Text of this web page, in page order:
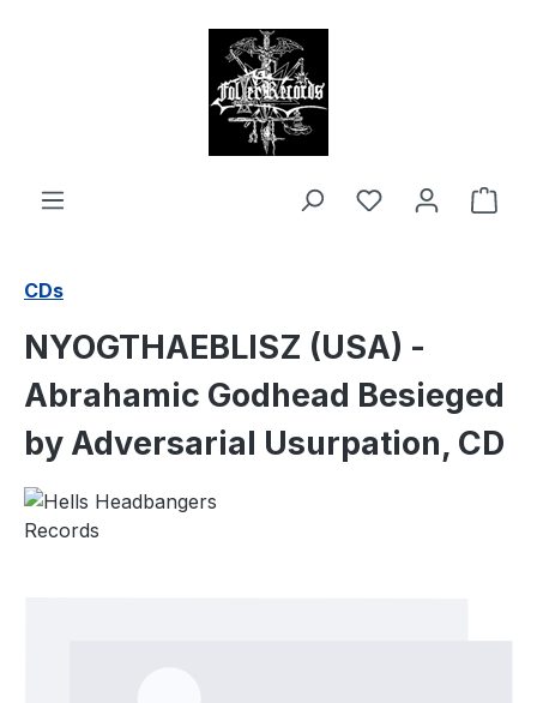
CDs
NYOGTHAEBLISZ (USA) -
Abrahamic Godhead Besieged
by Adversarial Usurpation, CD